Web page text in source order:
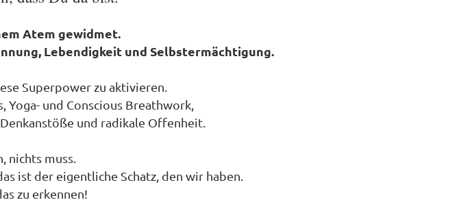
Atem gewidmet.
Lebendigkeit und Selbstermächtigung.
Superpower zu aktivieren.
Yoga- und Conscious Breathwork,
und radikale Offenheit.
nichts muss.
ist der eigentliche Schatz, den wir haben.
zu erkennen!